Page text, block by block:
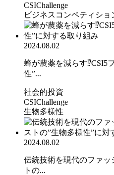
CSIChallenge
ビジネスコンペティショ
2024.08.02
蜂が農薬を減らす⁉CSI5
性”...
社会的投資
CSIChallenge
生物多様性
2024.08.02
伝統技術を現代のファッ
トの...